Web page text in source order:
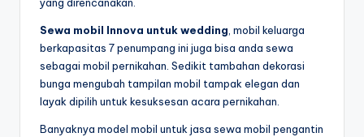
Sewa mobil Innova untuk wedding , mobil keluarga
berkapasitas 7 penumpang ini juga bisa anda sewa
sebagai mobil pernikahan. Sedikit tambahan dekorasi
bunga mengubah tampilan mobil tampak elegan dan
layak dipilih untuk kesuksesan acara pernikahan.
Banyaknya model mobil untuk jasa sewa mobil pengantin